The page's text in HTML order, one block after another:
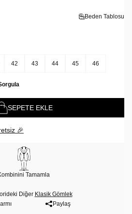
Beden Tablosu
42 43 44 45 46
SEPETE EKLE
🎉
Tamamla
Diğer Klasik Gömlek
Paylaş